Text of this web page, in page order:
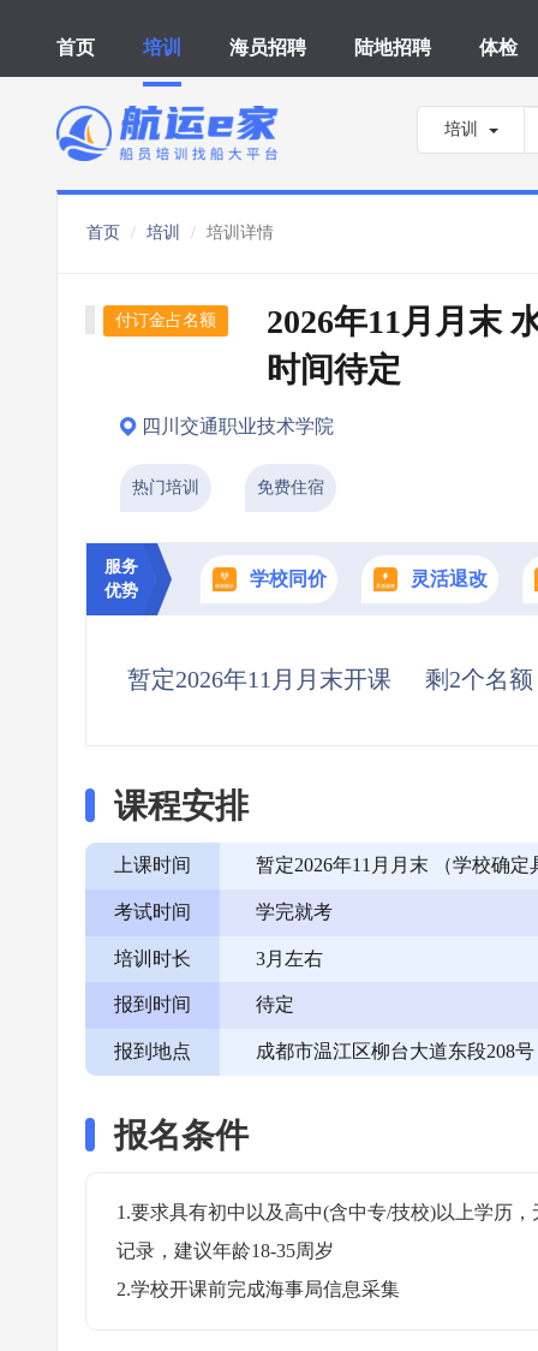
首页 培训 海员招聘 陆地招聘 体检
培训
首页 培训 培训详情
付订金占名额
2026年11月月末
时间待定
四川交通职业技术学院
热门培训 免费住宿
服务
优势
学校同价 灵活退改
暂定2026年11月月末开课 剩2个名额
课程安排
上课时间 暂定2026年11月月末 （学校确
考试时间 学完就考
培训时长 3月左右
报到时间 待定
报到地点 成都市温江区柳台大道东段208号
报名条件
1.要求具有初中以及高中(含中专/技校)以上学历
记录，建议年龄18-35周岁
2.学校开课前完成海事局信息采集